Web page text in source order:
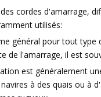
cordes d'amarrage,
utilisés:
général pour tout type
de l'amarrage, il est
est généralement
à des quais ou à